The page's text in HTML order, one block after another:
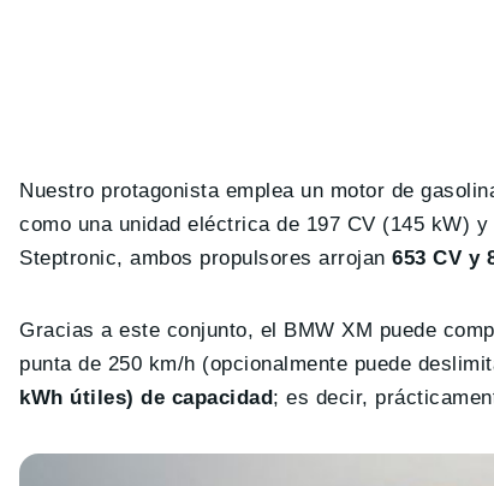
Nuestro protagonista emplea un motor de
como una unidad eléctrica de 197 CV (145 kW)
Steptronic, ambos propulsores arrojan653 CV y
Gracias a este conjunto, el BMW XM puede
punta de 250 km/h (opcionalmente puede
kWh útiles) de capacidad ; es decir,